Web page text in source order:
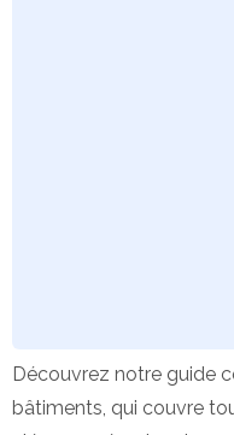
Découvrez notre guide
bâtiments, qui couvre